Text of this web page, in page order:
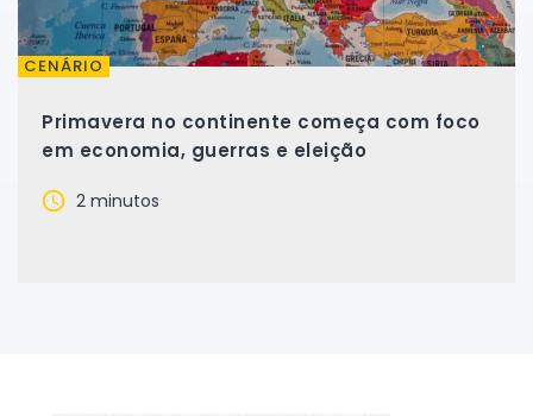
CENÁRIO
Primavera no continente começa com foco
em economia, guerras e eleição
2 minutos